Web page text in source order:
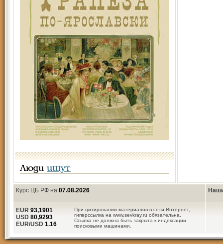
Люди ищут
Курс ЦБ РФ на 07.08.2026
При цитировании материалов в сети Интернет,
гиперссылка на www.sevkray.ru обязательна.
Ссылка не должна быть закрыта к индексации
поисковыми машинами.
EUR 93,1901
USD 80,9293
EUR/USD 1.16